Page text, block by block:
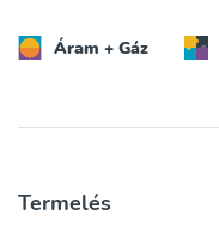
Áram + Gáz
Termelés